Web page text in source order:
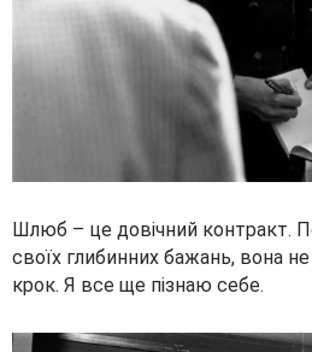
Шлюб – це довічний контракт.
своїх глибинних бажань, вона
крок. Я все ще пізнаю себе.